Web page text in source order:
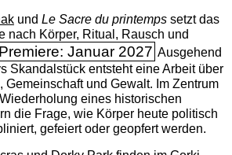
und Le Sacre du printempssetzt das
nach Körper, Ritual, Rausch und
Premiere: Januar 2027 Ausgehend
Skandalstück entsteht eine Arbeit über
Gemeinschaft und Gewalt. Im Zentrum
eines historischen
die Frage, wie Körper heute politisch
gefeiert oder geopfert werden.